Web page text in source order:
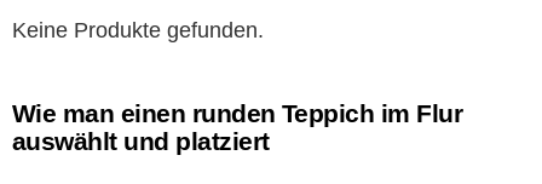
Keine Produkte gefunden.
Wie man einen runden Teppich im Flur
auswählt und platziert